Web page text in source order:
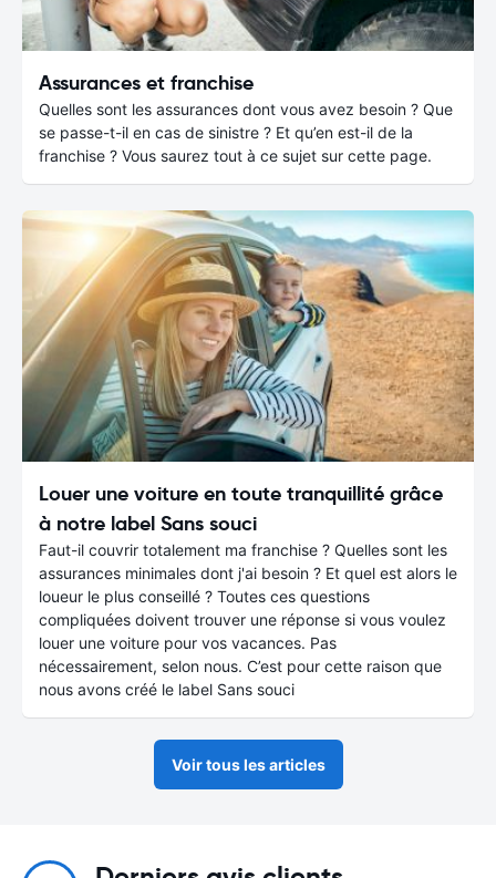
Assurances et franchise
Quelles sont les assurances dont vous avez besoin ? Que
se passe-t-il en cas de sinistre ? Et qu’en est-il de la
franchise ? Vous saurez tout à ce sujet sur cette page.
Louer une voiture en toute tranquillité grâce
à notre label Sans souci
Faut-il couvrir totalement ma franchise ? Quelles sont les
assurances minimales dont j'ai besoin ? Et quel est alors le
loueur le plus conseillé ? Toutes ces questions
compliquées doivent trouver une réponse si vous voulez
louer une voiture pour vos vacances. Pas
nécessairement, selon nous. C’est pour cette raison que
nous avons créé le label Sans souci
Voir tous les articles